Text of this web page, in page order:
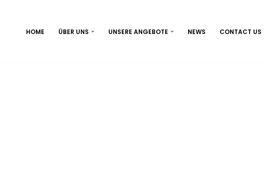
HOME ÜBER UNS UNSERE ANGEBOTE NEWS CONTACT US